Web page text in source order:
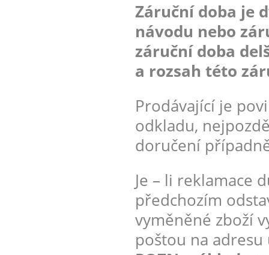
Záruční doba je
návodu nebo
záruční doba
a rozsah této
Prodávající je
odkladu,
doručení
Je – li reklamace
předchozím
vyměněné zboží
poštou na